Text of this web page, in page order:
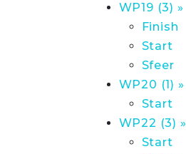
WP19 (3) »
Finish
Start
Sfeer
WP20 (1) »
Start
WP22 (3) »
Start